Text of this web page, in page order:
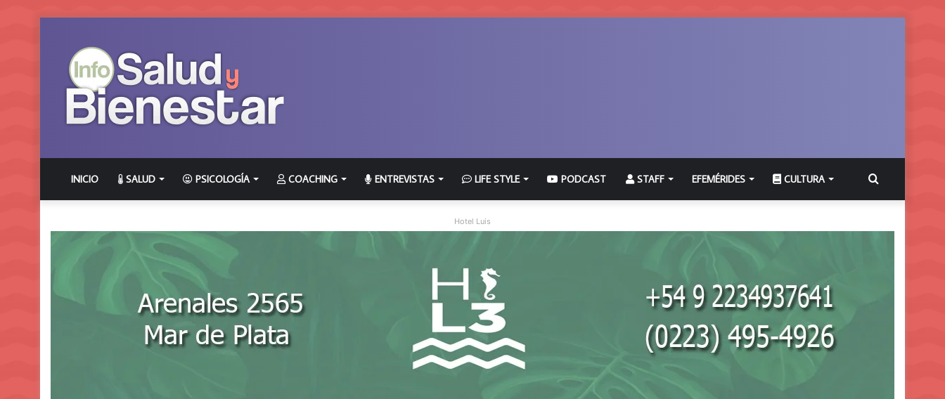
INICIO SALUD PSICOLOGÍA COACHING ENTREVISTAS LIFE STYLE PODCAST STAFF EFEMÉRIDES CULTURA Buscar
Hotel Luis